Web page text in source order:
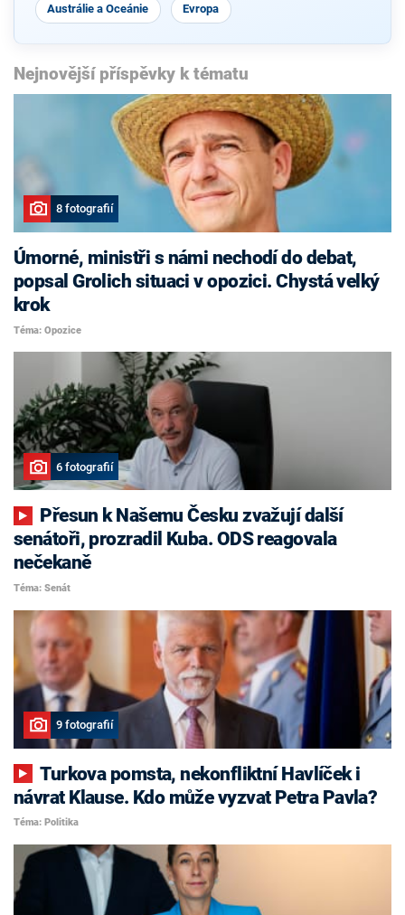
Austrálie a Oceánie Evropa
Nejnovější příspěvky k tématu
8 fotografií
Úmorné, ministři s námi nechodí do debat,
popsal Grolich situaci v opozici. Chystá velký
krok
Téma: Opozice
6 fotografií
senátoři, prozradil Kuba. ODS reagovala
nečekaně
Téma: Senát
9 fotografií
Turkova pomsta, nekonfliktní Havlíček i
návrat Klause. Kdo může vyzvat Petra Pavla?
Téma: Politika